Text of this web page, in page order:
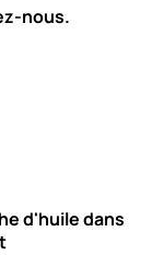
nous.
d'huile dans